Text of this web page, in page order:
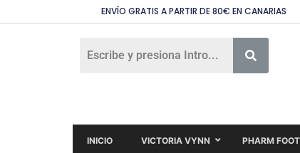
ENVÍO GRATIS A PARTIR DE 80€ EN CANARIAS
INICIO VICTORIA VYNN PHARM FOOT